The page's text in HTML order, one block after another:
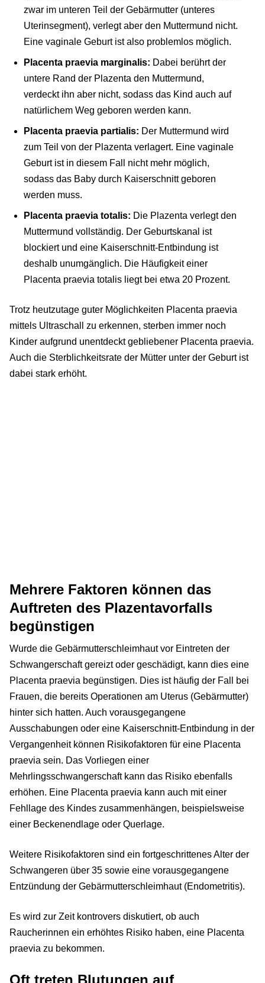
zwar im unteren Teil der Gebärmutter (unteres
Uterinsegment), verlegt aber den Muttermund nicht.
Eine vaginale Geburt ist also problemlos möglich.
Placenta praevia marginalis: Dabei berührt der
untere Rand der Plazenta den Muttermund,
verdeckt ihn aber nicht, sodass das Kind auch auf
natürlichem Weg geboren werden kann.
Placenta praevia partialis: Der Muttermund wird
zum Teil von der Plazenta verlagert. Eine vaginale
Geburt ist in diesem Fall nicht mehr möglich,
sodass das Baby durch Kaiserschnitt geboren
werden muss.
Placenta praevia totalis: Die Plazenta verlegt den
Muttermund vollständig. Der Geburtskanal ist
blockiert und eine Kaiserschnitt-Entbindung ist
deshalb unumgänglich. Die Häufigkeit einer
Placenta praevia totalis liegt bei etwa 20 Prozent.
Trotz heutzutage guter Möglichkeiten Placenta praevia
mittels Ultraschall zu erkennen, sterben immer noch
Kinder aufgrund unentdeckt gebliebener Placenta praevia.
Auch die Sterblichkeitsrate der Mütter unter der Geburt ist
dabei stark erhöht.
Mehrere Faktoren können das
Auftreten des Plazentavorfalls
begünstigen
Wurde die Gebärmutterschleimhaut vor Eintreten der
Schwangerschaft gereizt oder geschädigt, kann dies eine
Placenta praevia begünstigen. Dies ist häufig der Fall bei
Frauen, die bereits Operationen am Uterus (Gebärmutter)
hinter sich hatten. Auch vorausgegangene
Ausschabungen oder eine Kaiserschnitt-Entbindung in der
Vergangenheit können Risikofaktoren für eine Placenta
praevia sein. Das Vorliegen einer
Mehrlingsschwangerschaft kann das Risiko ebenfalls
erhöhen. Eine Placenta praevia kann auch mit einer
Fehllage des Kindes zusammenhängen, beispielsweise
einer Beckenendlage oder Querlage.
Weitere Risikofaktoren sind ein fortgeschrittenes Alter der
Schwangeren über 35 sowie eine vorausgegangene
Entzündung der Gebärmutterschleimhaut (Endometritis).
Es wird zur Zeit kontrovers diskutiert, ob auch
Raucherinnen ein erhöhtes Risiko haben, eine Placenta
praevia zu bekommen.